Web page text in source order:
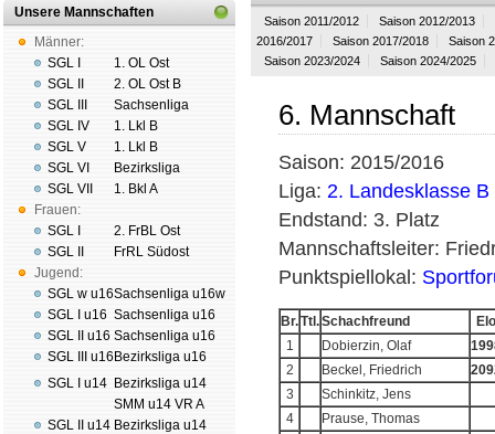
Unsere Mannschaften
Männer:
SGL I
SGL II
SGL III
SGL IV
SGL V
SGL VI
SGL VII
Frauen:
SGL I
SGL II
Jugend:
SGL w u16
SGL I u16
SGL II u16
SGL III u16
SGL I u14
SGL II u14
1. OL Ost
2. OL Ost B
Sachsenliga
1. Lkl B
1. Lkl B
Bezirksliga
1. Bkl A
2. FrBL Ost
FrRL Südost
Sachsenliga u16w
Sachsenliga u16
Sachsenliga u16
Bezirksliga u16
Bezirksliga u14
SMM u14 VR A
Bezirksliga u14
Saison 2011/2012
Saison 2012/2013
2016/2017
Saison 2017/2018
Saison
Saison 2023/2024
Saison 2024/2025
6. Mannschaft
Saison: 2015/2016
Liga: 2. Landesklasse B
Endstand: 3. Platz
Mannschaftsleiter:
Punktspiellokal:
Br.Ttl.Schachfreund
Elo
1
Dobierzin, Olaf
2
Beckel, Friedrich
3
Schinkitz, Jens
4
Prause, Thomas